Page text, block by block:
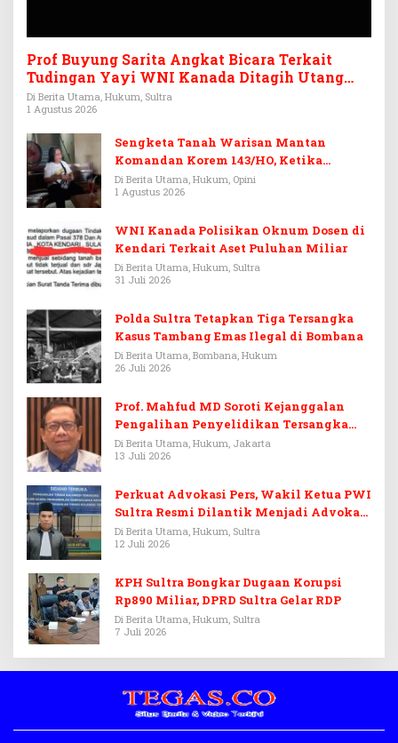
Prof Buyung Sarita Angkat Bicara Terkait
Tudingan Yayi WNI Kanada Ditagih Utang
Rp3,6 Miliar
Di Berita Utama, Hukum, Sultra
1 Agustus 2026
Sengketa Tanah Warisan Mantan
Komandan Korem 143/HO, Ketika
Warisan Menjadi Arena Pemerasan
Di Berita Utama, Hukum, Opini
1 Agustus 2026
WNI Kanada Polisikan Oknum Dosen di
Kendari Terkait Aset Puluhan Miliar
Di Berita Utama, Hukum, Sultra
31 Juli 2026
Polda Sultra Tetapkan Tiga Tersangka
Kasus Tambang Emas Ilegal di Bombana
Di Berita Utama, Bombana, Hukum
26 Juli 2026
Prof. Mahfud MD Soroti Kejanggalan
Pengalihan Penyelidikan Tersangka
Febrie Adriansyah
Di Berita Utama, Hukum, Jakarta
13 Juli 2026
Perkuat Advokasi Pers, Wakil Ketua PWI
Sultra Resmi Dilantik Menjadi Advokat
PERADI
Di Berita Utama, Hukum, Sultra
12 Juli 2026
KPH Sultra Bongkar Dugaan Korupsi
Rp890 Miliar, DPRD Sultra Gelar RDP
Di Berita Utama, Hukum, Sultra
7 Juli 2026